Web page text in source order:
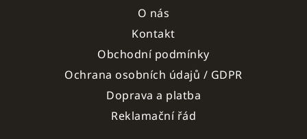
O nás
Kontakt
Obchodní podmínky
Ochrana osobních údajů / GDPR
Doprava a platba
Reklamační řád